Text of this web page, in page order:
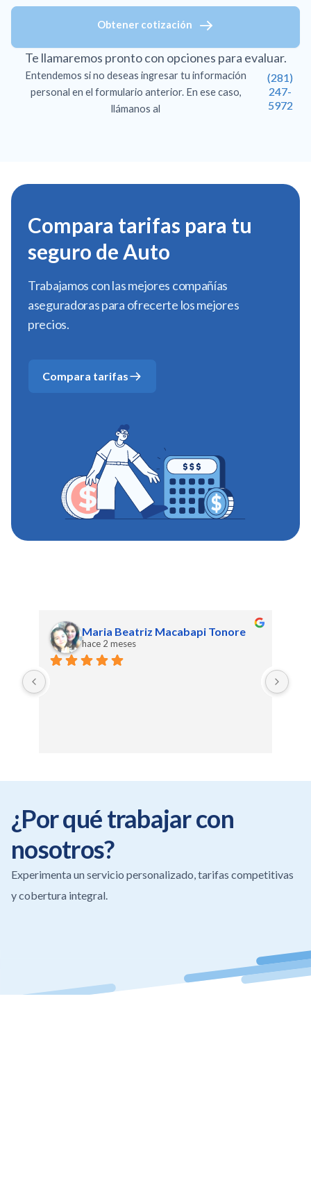
Obtener cotización
Te llamaremos pronto con opciones para evaluar.
Entendemos si no deseas ingresar tu información
personal en el formulario anterior. En ese caso,
llámanos al
(281)
247-
5972
Compara tarifas para tu
seguro de Auto
Trabajamos con las mejores compañías
aseguradoras para ofrecerte los mejores
precios.
Compara tarifas
Maria Beatriz Macabapi Tonore
hace 2 meses
¿Por qué trabajar con
nosotros?
Experimenta un servicio personalizado, tarifas competitivas
y cobertura integral.